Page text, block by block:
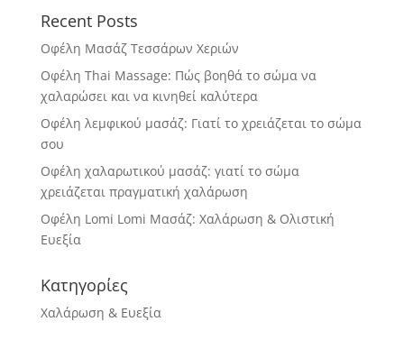
Recent Posts
Οφέλη Μασάζ Τεσσάρων Χεριών
Οφέλη Thai Massage: Πώς βοηθά το σώμα να
χαλαρώσει και να κινηθεί καλύτερα
Οφέλη λεμφικού μασάζ: Γιατί το χρειάζεται το σώμα
σου
Οφέλη χαλαρωτικού μασάζ: γιατί το σώμα
χρειάζεται πραγματική χαλάρωση
Οφέλη Lomi Lomi Μασάζ: Χαλάρωση & Ολιστική
Ευεξία
Κατηγορίες
Χαλάρωση & Ευεξία